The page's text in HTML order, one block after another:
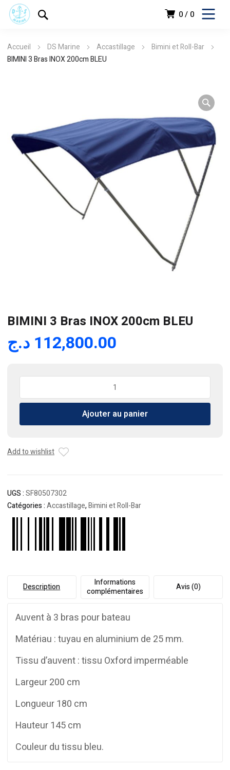
0 0
Accueil DS Marine Accastillage
Bimini et Roll-Bar
BIMINI 3 Bras INOX 200cm BLEU
BIMINI 3 Bras INOX 200cm BLEU
112,800.00 د.ج
BIMINI
Bras
200cm
Ajouter au panier
Add to wishlist
UGS :SF80507302
Catégories :Accastillage,Bimini et Roll-Bar
Description
Informations
complémentaires
Avis (0)
Auvent à 3 bras pour bateau
Matériau : tuyau en aluminium de 25 mm.
Tissu d’auvent : tissu Oxford imperméable
Largeur 200 cm
Longueur 180 cm
Hauteur 145 cm
Couleur du tissu bleu.